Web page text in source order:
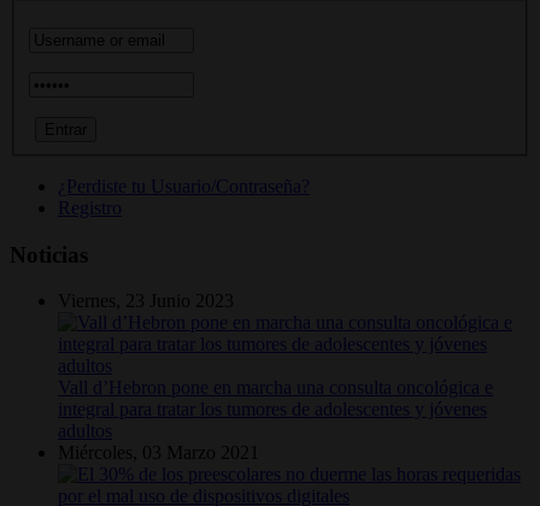
¿Perdiste tu Usuario/Contraseña?
Registro
Noticias
Viernes, 23 Junio 2023
Vall d’Hebron pone en marcha una consulta oncológica e
integral para tratar los tumores de adolescentes y jóvenes
adultos
Miércoles, 03 Marzo 2021